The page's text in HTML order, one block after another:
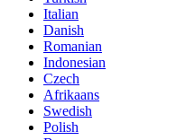
Italian
Danish
Romanian
Indonesian
Czech
Afrikaans
Swedish
Polish